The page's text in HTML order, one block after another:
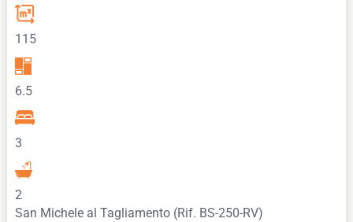
115
6.5
3
2
San Michele al Tagliamento (Rif. BS-250-RV)